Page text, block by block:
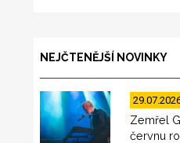
NEJČTENĚJŠÍ NOVINKY
Zemřel
červnu